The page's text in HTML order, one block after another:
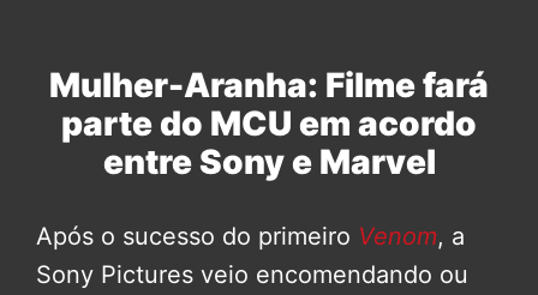
Mulher-Aranha: Filme fará
parte do MCU em acordo
entre Sony e Marvel
Após o sucesso do primeiro Venom, a
Sony Pictures veio encomendando ou